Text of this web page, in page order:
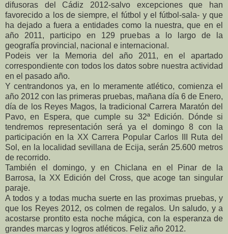
difusoras del Cádiz 2012-salvo excepciones que han
favorecido a los de siempre, el fútbol y el fútbol-sala- y que
ha dejado a fuera a entidades como la nuestra, que en el
año 2011, participo en 129 pruebas a lo largo de la
geografía provincial, nacional e internacional.
Podeis ver la Memoria del año 2011, en el apartado
correspondiente con todos los datos sobre nuestra actividad
en el pasado año.
Y centrandonos ya, en lo meramente atlético, comienza el
año 2012 con las primeras pruebas, mañana día 6 de Enero,
día de los Reyes Magos, la tradicional Carrera Maratón del
Pavo, en Espera, que cumple su 32ª Edición. Dónde si
tendremos representación será ya el domingo 8 con la
participación en la XX Carrera Popular Carlos III Ruta del
Sol, en la localidad sevillana de Ecija, serán 25.600 metros
de recorrido.
También el domingo, y en Chiclana en el Pinar de la
Barrosa, la XX Edición del Cross, que acoge tan singular
paraje.
A todos y a todas mucha suerte en las proximas pruebas, y
que los Reyes 2012, os colmen de regalos. Un saludo, y a
acostarse prontito esta noche mágica, con la esperanza de
grandes marcas y logros atléticos. Feliz año 2012.